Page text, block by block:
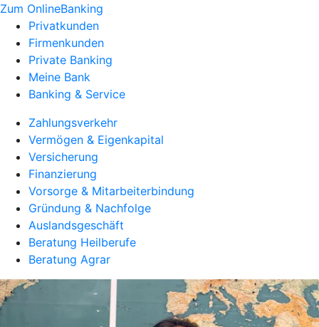
Zum OnlineBanking
Privatkunden
Firmenkunden
Private Banking
Meine Bank
Banking & Service
Zahlungsverkehr
Vermögen & Eigenkapital
Versicherung
Finanzierung
Vorsorge & Mitarbeiterbindung
Gründung & Nachfolge
Auslandsgeschäft
Beratung Heilberufe
Beratung Agrar